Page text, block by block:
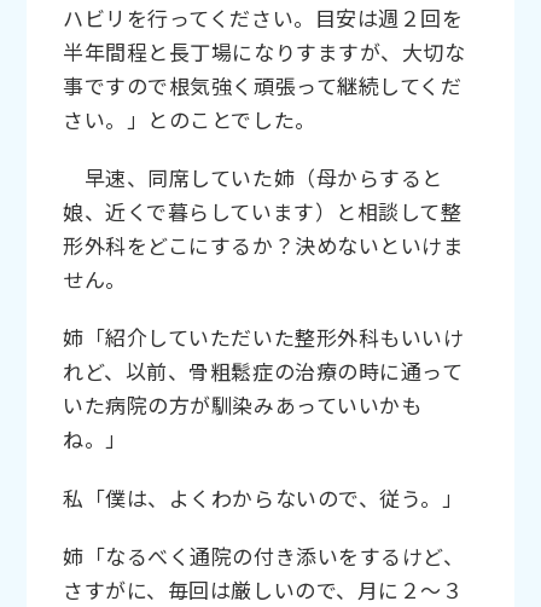
ハビリを行ってください。目安は週２回を
半年間程と長丁場になりすますが、大切な
事ですので根気強く頑張って継続してくだ
さい。」とのことでした。
早速、同席していた姉（母からすると
娘、近くで暮らしています）と相談して整
形外科をどこにするか？決めないといけま
せん。
姉「紹介していただいた整形外科もいいけ
れど、以前、骨粗鬆症の治療の時に通って
いた病院の方が馴染みあっていいかも
ね。」
私「僕は、よくわからないので、従う。」
姉「なるべく通院の付き添いをするけど、
さすがに、毎回は厳しいので、月に２～３